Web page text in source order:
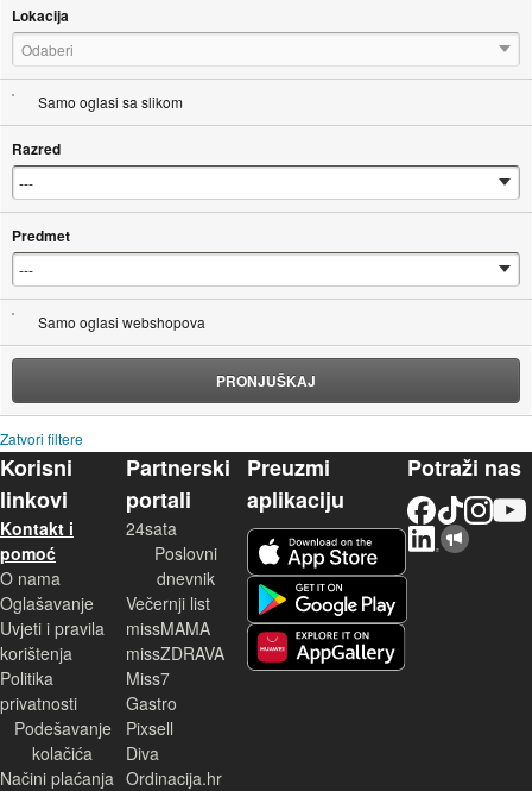
Lokacija
Odaberi
Samo oglasi sa slikom
Razred
Predmet
Samo oglasi webshopova
PRONJUŠKAJ
Zatvori filtere
Korisni
linkovi
Kontakt i
pomoć
O nama
Oglašavanje
Uvjeti i pravila
korištenja
Politika
privatnosti
Podešavanje
kolačića
Načini plaćanja
Partnerski
portali
24sata
Poslovni
dnevnik
Večernji list
missMAMA
missZDRAVA
Miss7
Gastro
Pixsell
Diva
Ordinacija.hr
Preuzmi
aplikaciju
Potraži nas